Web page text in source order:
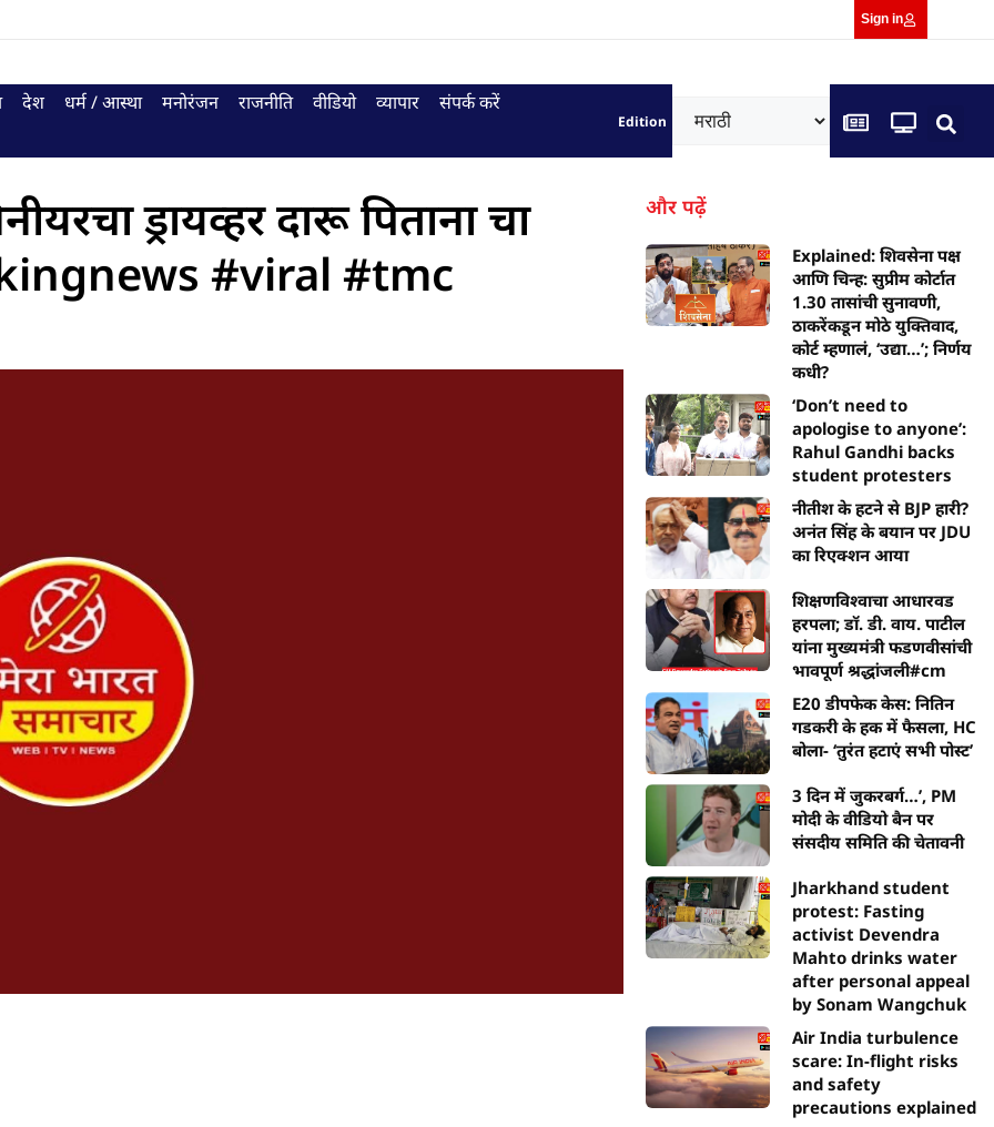
Sign in
देश धर्म / आस्था मनोरंजन राजनीति वीडियो व्यापार
संपर्क करें
Edition
ड्रायव्हर दारू पिताना चा
#viral #tmc
और पढ़ें
Explained: शिवसेना पक्ष
आणि चिन्ह: सुप्रीम कोर्टात
1.30 तासांची सुनावणी,
ठाकरेंकडून मोठे युक्तिवाद,
कोर्ट म्हणालं, ‘उद्या…’; निर्णय
कधी?
‘Don’t need to
apologise to anyone’:
Rahul Gandhi backs
student protesters
नीतीश के हटने से BJP हारी?
अनंत सिंह के बयान पर JDU
का रिएक्शन आया
शिक्षणविश्वाचा आधारवड
हरपला; डॉ. डी. वाय. पाटील
यांना मुख्यमंत्री फडणवीसांची
भावपूर्ण श्रद्धांजली#cm
E20 डीपफेक केस: नितिन
गडकरी के हक में फैसला, HC
बोला- ‘तुरंत हटाएं सभी पोस्ट’
3 दिन में जुकरबर्ग…’, PM
मोदी के वीडियो बैन पर
संसदीय समिति की चेतावनी
Jharkhand student
protest: Fasting
activist Devendra
Mahto drinks water
after personal appeal
by Sonam Wangchuk
Air India turbulence
scare: In-flight risks
and safety
precautions explained